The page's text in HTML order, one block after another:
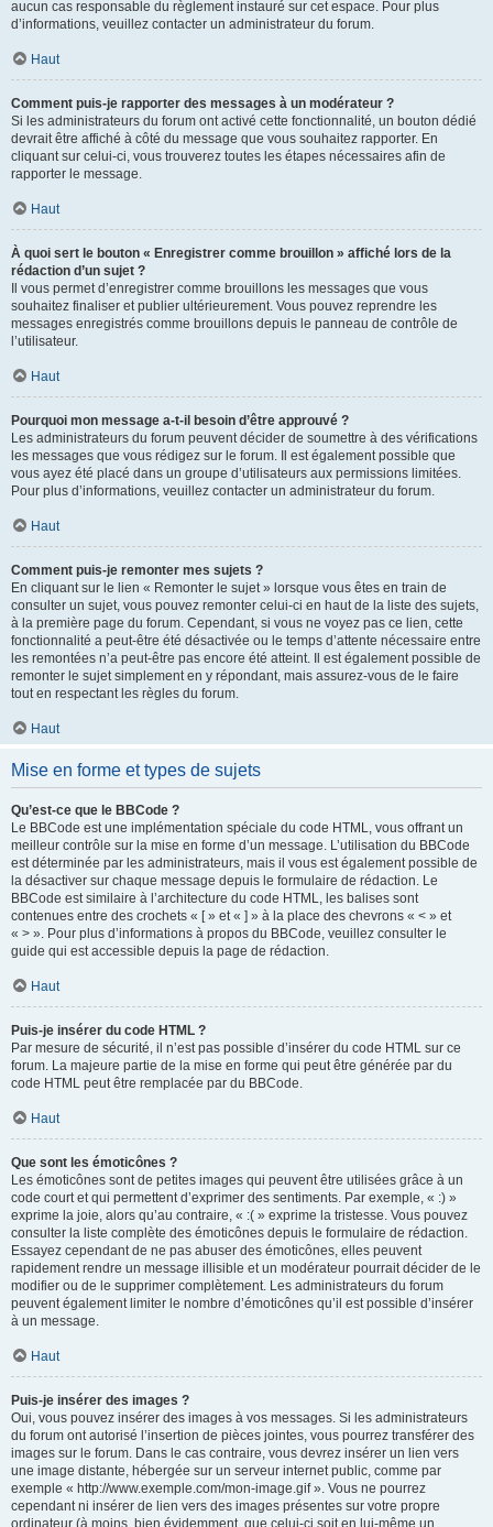
aucun cas responsable du règlement instauré sur cet espace. Pour plus
d’informations, veuillez contacter un administrateur du forum.
Haut
Comment puis-je rapporter des messages à un modérateur ?
Si les administrateurs du forum ont activé cette fonctionnalité, un bouton dédié
devrait être affiché à côté du message que vous souhaitez rapporter. En
cliquant sur celui-ci, vous trouverez toutes les étapes nécessaires afin de
rapporter le message.
Haut
À quoi sert le bouton « Enregistrer comme brouillon » affiché lors de la
rédaction d’un sujet ?
Il vous permet d’enregistrer comme brouillons les messages que vous
souhaitez finaliser et publier ultérieurement. Vous pouvez reprendre les
messages enregistrés comme brouillons depuis le panneau de contrôle de
l’utilisateur.
Haut
Pourquoi mon message a-t-il besoin d’être approuvé ?
Les administrateurs du forum peuvent décider de soumettre à des vérifications
les messages que vous rédigez sur le forum. Il est également possible que
vous ayez été placé dans un groupe d’utilisateurs aux permissions limitées.
Pour plus d’informations, veuillez contacter un administrateur du forum.
Haut
Comment puis-je remonter mes sujets ?
En cliquant sur le lien « Remonter le sujet » lorsque vous êtes en train de
consulter un sujet, vous pouvez remonter celui-ci en haut de la liste des sujets,
à la première page du forum. Cependant, si vous ne voyez pas ce lien, cette
fonctionnalité a peut-être été désactivée ou le temps d’attente nécessaire entre
les remontées n’a peut-être pas encore été atteint. Il est également possible de
remonter le sujet simplement en y répondant, mais assurez-vous de le faire
tout en respectant les règles du forum.
Haut
Mise en forme et types de sujets
Qu’est-ce que le BBCode ?
Le BBCode est une implémentation spéciale du code HTML, vous offrant un
meilleur contrôle sur la mise en forme d’un message. L’utilisation du BBCode
est déterminée par les administrateurs, mais il vous est également possible de
la désactiver sur chaque message depuis le formulaire de rédaction. Le
BBCode est similaire à l’architecture du code HTML, les balises sont
contenues entre des crochets « [ » et « ] » à la place des chevrons « < » et
« > ». Pour plus d’informations à propos du BBCode, veuillez consulter le
guide qui est accessible depuis la page de rédaction.
Haut
Puis-je insérer du code HTML ?
Par mesure de sécurité, il n’est pas possible d’insérer du code HTML sur ce
forum. La majeure partie de la mise en forme qui peut être générée par du
code HTML peut être remplacée par du BBCode.
Haut
Que sont les émoticônes ?
Les émoticônes sont de petites images qui peuvent être utilisées grâce à un
code court et qui permettent d’exprimer des sentiments. Par exemple, « :) »
exprime la joie, alors qu’au contraire, « :( » exprime la tristesse. Vous pouvez
consulter la liste complète des émoticônes depuis le formulaire de rédaction.
Essayez cependant de ne pas abuser des émoticônes, elles peuvent
rapidement rendre un message illisible et un modérateur pourrait décider de le
modifier ou de le supprimer complètement. Les administrateurs du forum
peuvent également limiter le nombre d’émoticônes qu’il est possible d’insérer
à un message.
Haut
Puis-je insérer des images ?
Oui, vous pouvez insérer des images à vos messages. Si les administrateurs
du forum ont autorisé l’insertion de pièces jointes, vous pourrez transférer des
images sur le forum. Dans le cas contraire, vous devrez insérer un lien vers
une image distante, hébergée sur un serveur internet public, comme par
exemple « http://www.exemple.com/mon-image.gif ». Vous ne pourrez
cependant ni insérer de lien vers des images présentes sur votre propre
ordinateur (à moins, bien évidemment, que celui-ci soit en lui-même un